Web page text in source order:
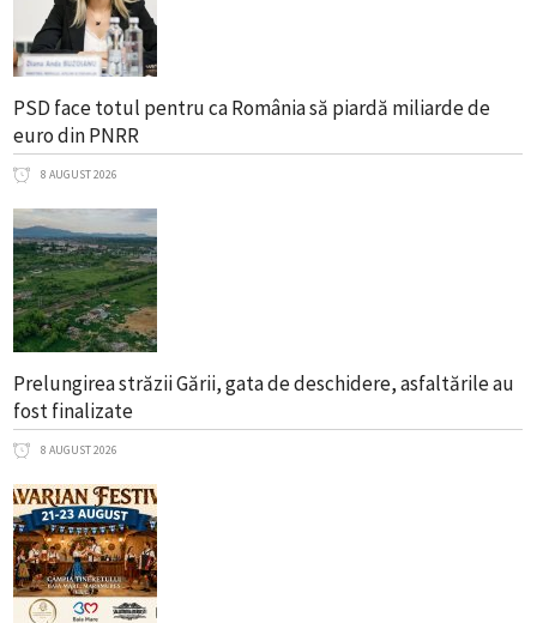
PSD face totul pentru ca România să piardă miliarde de
euro din PNRR
8 AUGUST 2026
Prelungirea străzii Gării, gata de deschidere, asfaltările au
fost finalizate
8 AUGUST 2026